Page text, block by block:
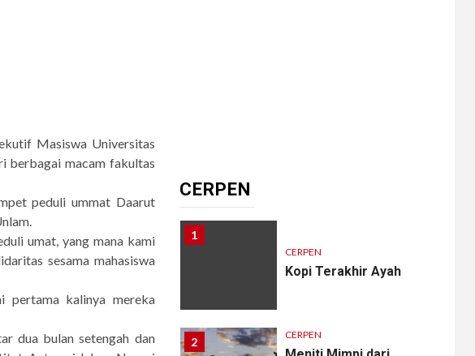
Masiswa Universitas
berbagai macam fakultas
peduli ummat Daarut
umat, yang mana kami
sesama mahasiswa
pertama kalinya mereka
dua bulan setengah dan
CERPEN
1
CERPEN
Kopi Terakhir Ayah
2 CERPEN